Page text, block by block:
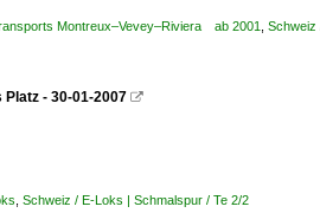
Montreux–Vevey–Riviera ab 2001 Schweiz
Platz - 30-01-2007 
Schweiz / E-Loks | Schmalspur / Te 2/2